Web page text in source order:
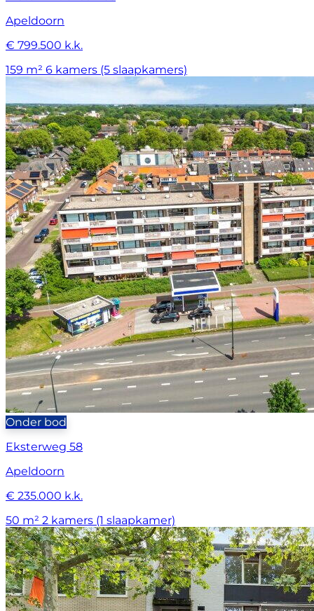
Apeldoorn
€ 799.500 k.k.
159 m² 6 kamers (5 slaapkamers)
Onder bod
Eksterweg 58
Apeldoorn
€ 235.000 k.k.
50 m² 2 kamers (1 slaapkamer)